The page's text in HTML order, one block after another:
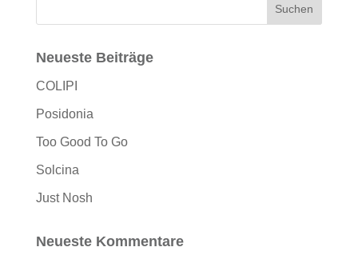
Neueste Beiträge
COLIPI
Posidonia
Too Good To Go
Solcina
Just Nosh
Neueste Kommentare